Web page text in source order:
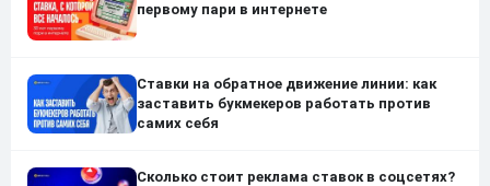
первому пари в интернете
Ставки на обратное движение линии: как
заставить букмекеров работать против
самих себя
Сколько стоит реклама ставок в соцсетях?